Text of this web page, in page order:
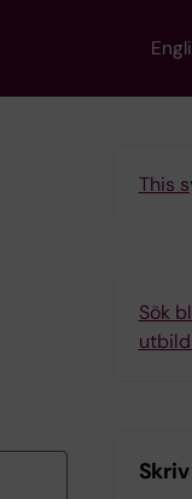
This
Sök